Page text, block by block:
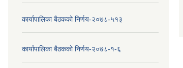
कार्यापालिका बैठकको निर्णय-२०७८-५१३
कार्यापालिका बैठकको निर्णय-२०७८-१-६